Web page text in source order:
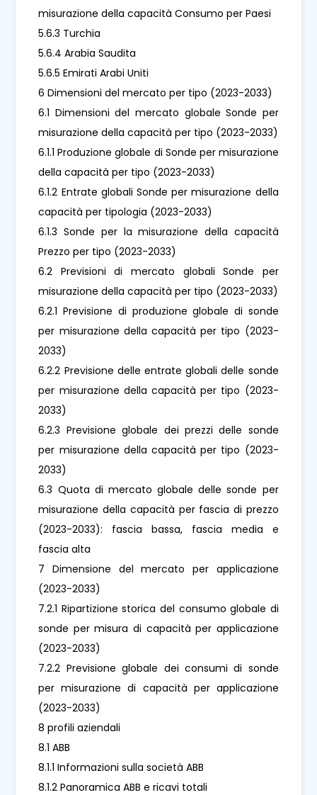
misurazione della capacità Consumo per Paesi
5.6.3 Turchia
5.6.4 Arabia Saudita
5.6.5 Emirati Arabi Uniti
6 Dimensioni del mercato per tipo (2023-2033)
6.1 Dimensioni del mercato globale Sonde per
misurazione della capacità per tipo (2023-2033)
6.1.1 Produzione globale di Sonde per misurazione
della capacità per tipo (2023-2033)
6.1.2 Entrate globali Sonde per misurazione della
capacità per tipologia (2023-2033)
6.1.3 Sonde per la misurazione della capacità
Prezzo per tipo (2023-2033)
6.2 Previsioni di mercato globali Sonde per
misurazione della capacità per tipo (2023-2033)
6.2.1 Previsione di produzione globale di sonde
per misurazione della capacità per tipo (2023-
2033)
6.2.2 Previsione delle entrate globali delle sonde
per misurazione della capacità per tipo (2023-
2033)
6.2.3 Previsione globale dei prezzi delle sonde
per misurazione della capacità per tipo (2023-
2033)
6.3 Quota di mercato globale delle sonde per
misurazione della capacità per fascia di prezzo
(2023-2033): fascia bassa, fascia media e
fascia alta
7 Dimensione del mercato per applicazione
(2023-2033)
7.2.1 Ripartizione storica del consumo globale di
sonde per misura di capacità per applicazione
(2023-2033)
7.2.2 Previsione globale dei consumi di sonde
per misurazione di capacità per applicazione
(2023-2033)
8 profili aziendali
8.1 ABB
8.1.1 Informazioni sulla società ABB
8.1.2 Panoramica ABB e ricavi totali